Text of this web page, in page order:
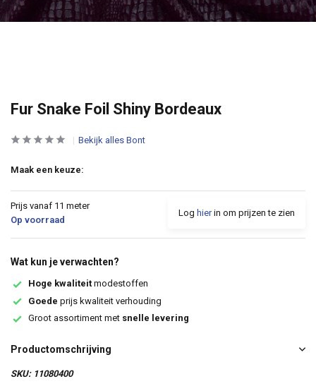
Fur Snake Foil Shiny Bordeaux
Bekijk alles Bont
Maak een keuze:
Prijs vanaf 11 meter
Op voorraad
Log hierin om prijzen te zien
Wat kun je verwachten?
Hoge kwaliteit modestoffen
Goede prijs kwaliteit verhouding
Groot assortiment met snelle levering
Productomschrijving
SKU: 11080400